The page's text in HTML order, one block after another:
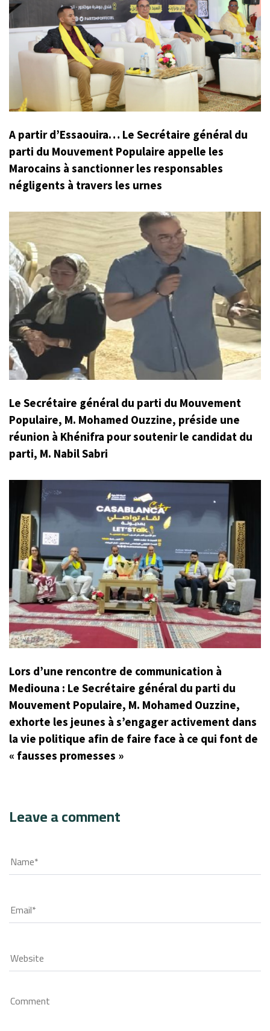
A partir d’Essaouira… Le Secrétaire général du
parti du Mouvement Populaire appelle les
Marocains à sanctionner les responsables
négligents à travers les urnes
Le Secrétaire général du parti du Mouvement
Populaire, M. Mohamed Ouzzine, préside une
réunion à Khénifra pour soutenir le candidat du
parti, M. Nabil Sabri
Lors d’une rencontre de communication à
Mediouna : Le Secrétaire général du parti du
Mouvement Populaire, M. Mohamed Ouzzine,
exhorte les jeunes à s’engager activement dans
la vie politique afin de faire face à ce qui font de
« fausses promesses »
Leave a comment